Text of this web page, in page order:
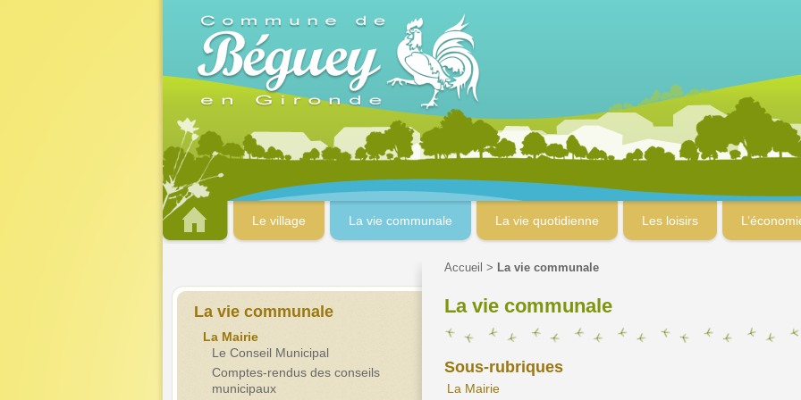
Le village La vie communale La vie quotidienne Les loisirs
La vie communale
La Mairie
Le Conseil Municipal
Comptes-rendus des conseils
municipaux
Accueil > La vie communale
La vie communale
Sous-rubriques
La Mairie